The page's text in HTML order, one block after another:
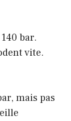
bar.
vite.
mais pas